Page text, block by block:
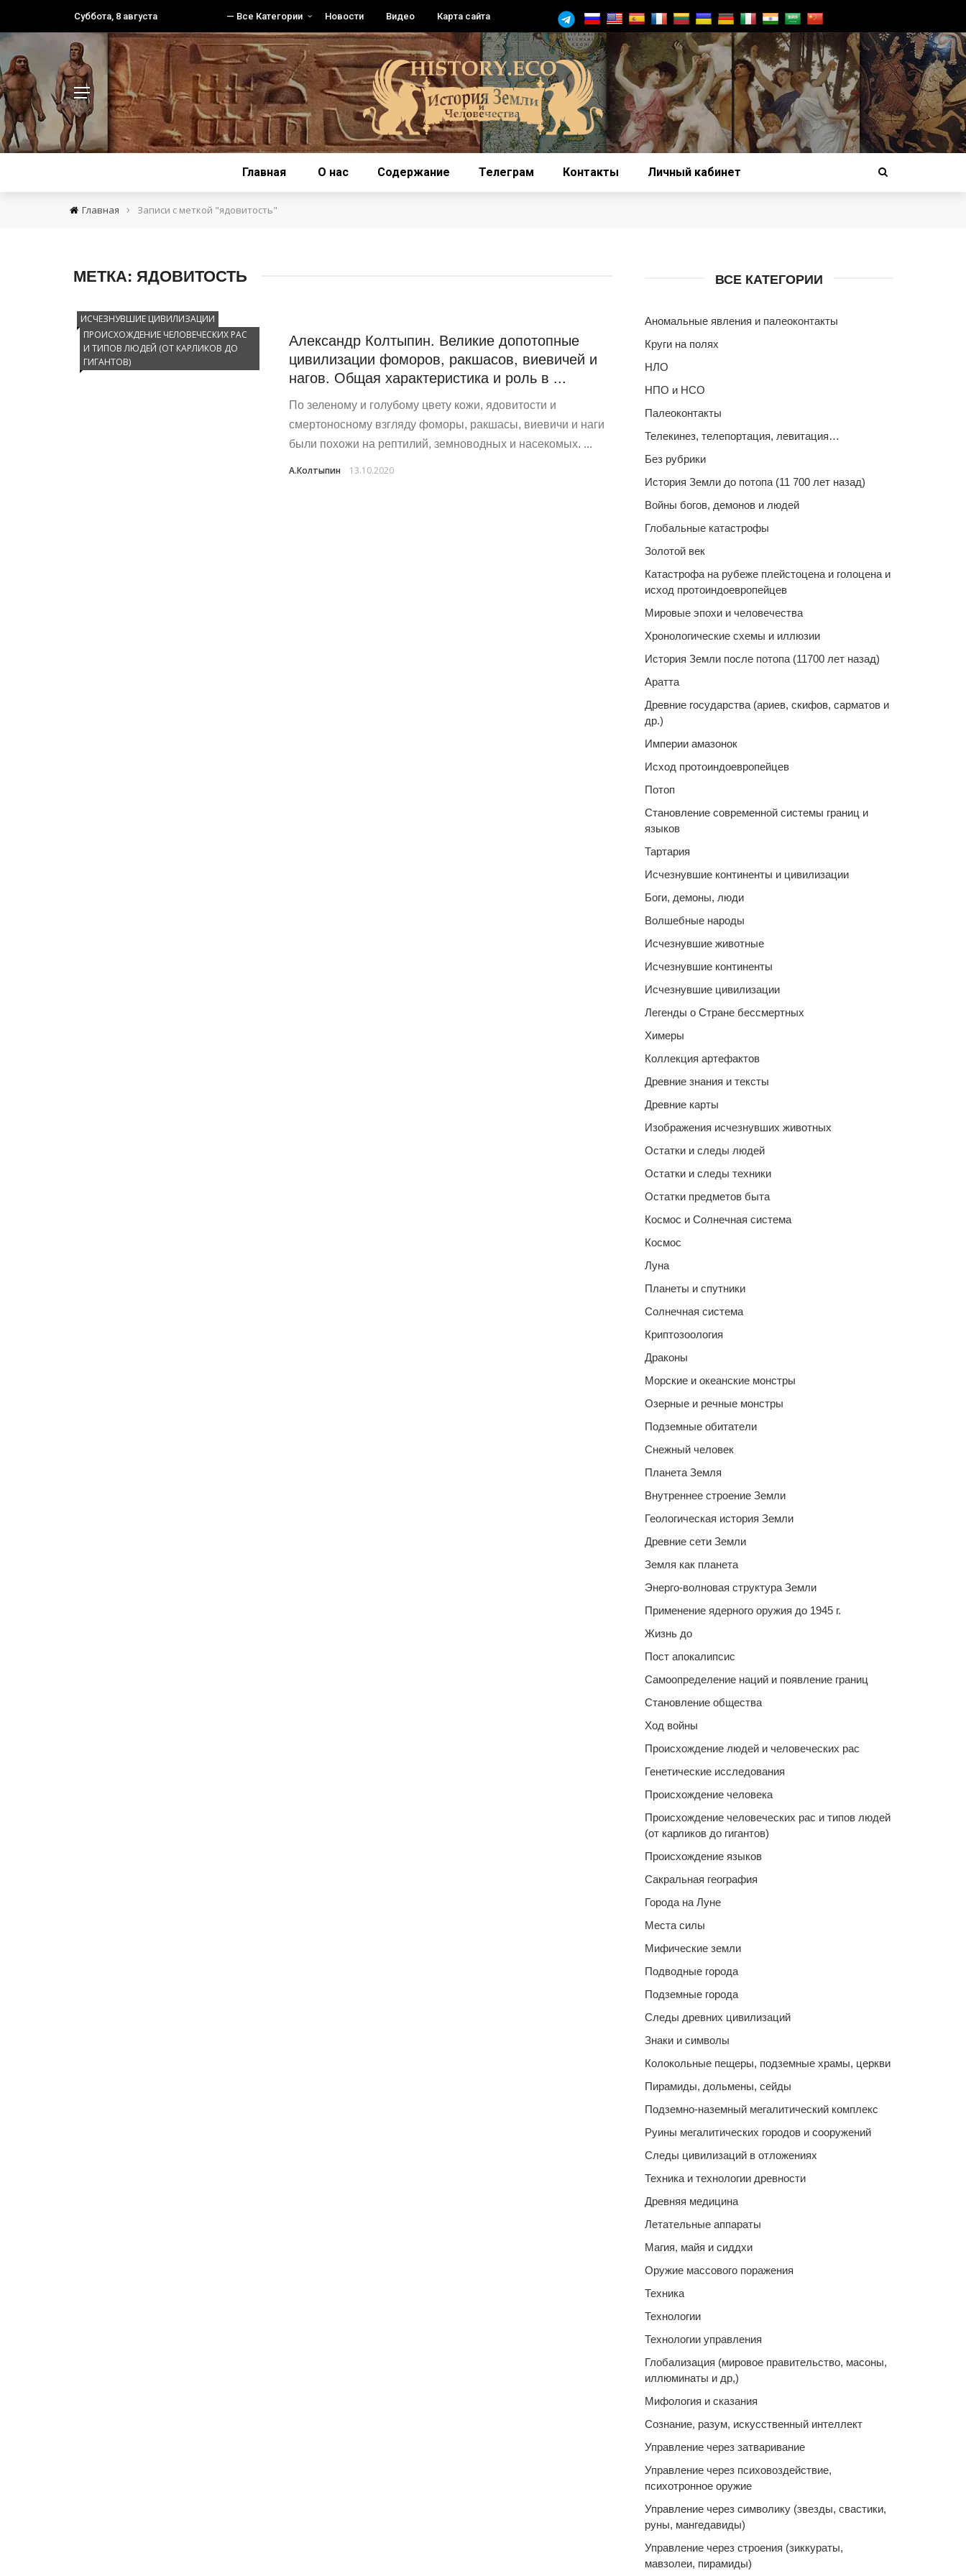
Суббота, 8 августа — Все Категории Новости Видео Карта сайта
Главная О нас Содержание Телеграм Контакты Личный кабинет
Главная › Записи с меткой "ядовитость"
МЕТКА: ЯДОВИТОСТЬ
ИСЧЕЗНУВШИЕ ЦИВИЛИЗАЦИИ
ПРОИСХОЖДЕНИЕ ЧЕЛОВЕЧЕСКИХ РАС
И ТИПОВ ЛЮДЕЙ (ОТ КАРЛИКОВ ДО
ГИГАНТОВ)
Александр Колтыпин. Великие допотопные
цивилизации фоморов, ракшасов, виевичей и
нагов. Общая характеристика и роль в ...
По зеленому и голубому цвету кожи, ядовитости и
смертоносному взгляду фоморы, ракшасы, виевичи и наги
были похожи на рептилий, земноводных и насекомых. ...
А.Колтыпин 13.10.2020
ВСЕ КАТЕГОРИИ
Аномальные явления и палеоконтакты
Круги на полях
НЛО
НПО и НСО
Палеоконтакты
Телекинез, телепортация, левитация…
Без рубрики
История Земли до потопа (11 700 лет назад)
Войны богов, демонов и людей
Глобальные катастрофы
Золотой век
Катастрофа на рубеже плейстоцена и голоцена и
исход протоиндоевропейцев
Мировые эпохи и человечества
Хронологические схемы и иллюзии
История Земли после потопа (11700 лет назад)
Аратта
Древние государства (ариев, скифов, сарматов и
др.)
Империи амазонок
Исход протоиндоевропейцев
Потоп
Становление современной системы границ и
языков
Тартария
Исчезнувшие континенты и цивилизации
Боги, демоны, люди
Волшебные народы
Исчезнувшие животные
Исчезнувшие континенты
Исчезнувшие цивилизации
Легенды о Стране бессмертных
Химеры
Коллекция артефактов
Древние знания и тексты
Древние карты
Изображения исчезнувших животных
Остатки и следы людей
Остатки и следы техники
Остатки предметов быта
Космос и Солнечная система
Космос
Луна
Планеты и спутники
Солнечная система
Криптозоология
Драконы
Морские и океанские монстры
Озерные и речные монстры
Подземные обитатели
Снежный человек
Планета Земля
Внутреннее строение Земли
Геологическая история Земли
Древние сети Земли
Земля как планета
Энерго-волновая структура Земли
Применение ядерного оружия до 1945 г.
Жизнь до
Пост апокалипсис
Самоопределение наций и появление границ
Становление общества
Ход войны
Происхождение людей и человеческих рас
Генетические исследования
Происхождение человека
Происхождение человеческих рас и типов людей
(от карликов до гигантов)
Происхождение языков
Сакральная география
Города на Луне
Места силы
Мифические земли
Подводные города
Подземные города
Следы древних цивилизаций
Знаки и символы
Колокольные пещеры, подземные храмы, церкви
Пирамиды, дольмены, сейды
Подземно-наземный мегалитический комплекс
Руины мегалитических городов и сооружений
Следы цивилизаций в отложениях
Техника и технологии древности
Древняя медицина
Летательные аппараты
Магия, майя и сиддхи
Оружие массового поражения
Техника
Технологии
Технологии управления
Глобализация (мировое правительство, масоны,
иллюминаты и др,)
Мифология и сказания
Сознание, разум, искусственный интеллект
Управление через затваривание
Управление через психовоздействие,
психотронное оружие
Управление через символику (звезды, свастики,
руны, мангедавиды)
Управление через строения (зиккураты,
мавзолеи, пирамиды)